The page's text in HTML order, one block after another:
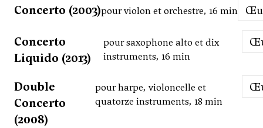
Concerto (2003)pour violon et orchestre, 16 min
Concerto
Liquido (2013)
pour saxophone alto et dix
instruments, 16 min
Double
Concerto
(2008)
pour harpe, violoncelle et
quatorze instruments, 18 min